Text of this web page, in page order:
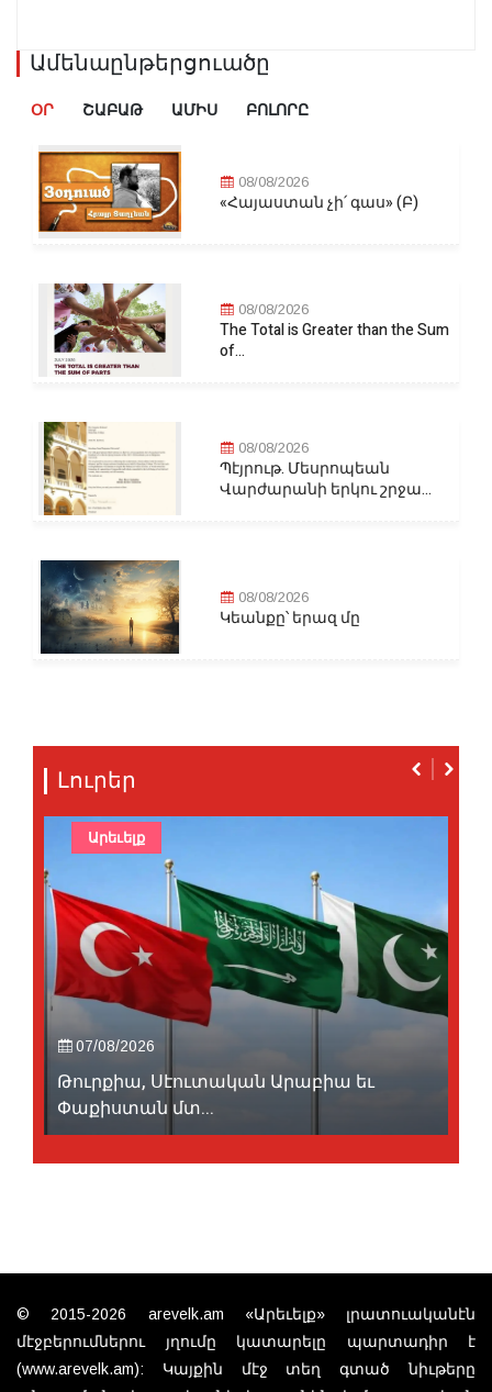
Ամենաընթերցուածը
ՕՐ ՇԱԲԱԹ ԱՄԻՍ ԲՈԼՈՐԸ
08/08/2026
«Հայաստան չի՛ գաս» (Բ)
08/08/2026
The Total is Greater than the Sum
of...
08/08/2026
Պէյրութ. Մեսրոպեան
Վարժարանի երկու շրջա...
08/08/2026
Կեանքը՝ երազ մը
Լուրեր
07/08/2026
Թուրքիա, Սէուտական Արաբիա եւ
Փաքիստան մտ...
Արեւելք
© 2015-2026 arevelk.am «Արեւելք» լրատուականէն
մէջբերումներու յղումը կատարելը պարտադիր է
(www.arevelk.am): Կայքին մէջ տեղ գտած նիւթերը